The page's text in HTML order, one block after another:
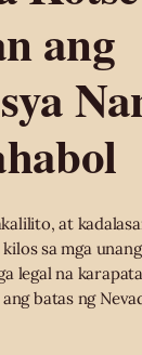
ang
at
sa mga
legal na
batas ng